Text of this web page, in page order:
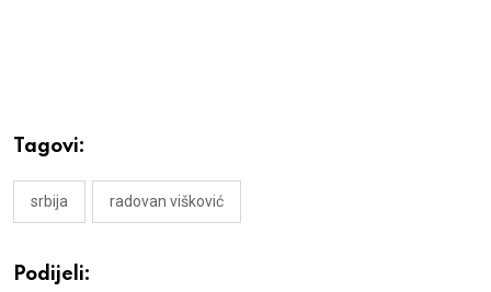
Tagovi:
srbija radovan višković
Podijeli: